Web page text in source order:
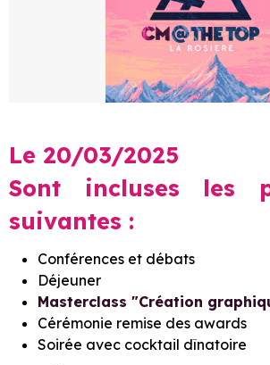
Le 20/03/2025
Sont incluses les
suivantes :
Conférences et débats
Déjeuner
Masterclass "Création
Cérémonie remise des awards
Soirée avec cocktail dînatoire